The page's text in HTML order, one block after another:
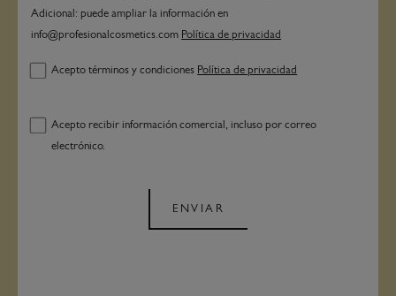
Adicional: puede ampliar la información en
info@profesionalcosmetics.com Política de privacidad
Acepto términos y condiciones Política de privacidad
Acepto recibir información comercial, incluso por correo
electrónico.
ENVIAR